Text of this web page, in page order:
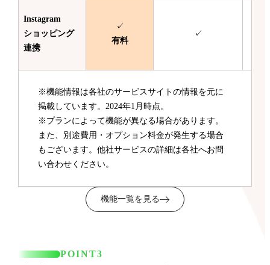
Instagram
ショッピング
連携
✓
有料
✓
※機能情報は各社のサービスサイトの情報を元に
掲載しています。2024年1月時点。
※プランによって機能が異なる場合があります。
また、別途費用・オプション料金が発生する場合
もございます。他社サービスの詳細は各社へお問
い合わせください。
機能一覧を見る
POINT3